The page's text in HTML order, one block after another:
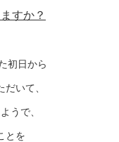
すか？
初日から
いて、
うで、
とを